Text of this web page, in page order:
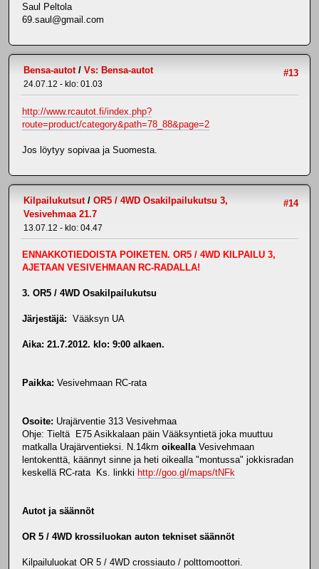
Saul Peltola
69.saul@gmail.com
#13
Bensa-autot/ Vs: Bensa-autot
24.07.12 - klo: 01.03
http://www.rcautot.fi/index.php?
route=product/category&path=78_88&page=2
Jos löytyy sopivaa ja Suomesta.
#14
Kilpailukutsut/ OR5 / 4WD Osakilpailukutsu 3,
Vesivehmaa 21.7
13.07.12 - klo: 04.47
ENNAKKOTIEDOISTA POIKETEN. OR5 / 4WD KILPAILU 3,
AJETAAN VESIVEHMAAN RC-RADALLA!
3. OR5 / 4WD Osakilpailukutsu
Järjestäjä: Vääksyn UA
Aika: 21.7.2012. klo: 9:00 alkaen.
Paikka: Vesivehmaan RC-rata
Osoite: Urajärventie 313 Vesivehmaa
Ohje: Tieltä E75 Asikkalaan päin Vääksyntietä joka muuttuu
matkalla Urajärventieksi. N.14km oikealla Vesivehmaan
lentokenttä, käännyt sinne ja heti oikealla "montussa" jokkisradan
keskellä RC-rata Ks. linkki http://goo.gl/maps/tNFk
Autot ja säännöt
OR 5 / 4WD krossiluokan auton tekniset säännöt
Kilpailuluokat OR 5 / 4WD crossiauto / polttomoottori.